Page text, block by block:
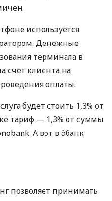
используется
Денежные
терминала в
счет клиента на
оплаты.
будет стоить 1,3% от
тариф — 1,3% от суммы
А вот в àбанк
позволяет принимать